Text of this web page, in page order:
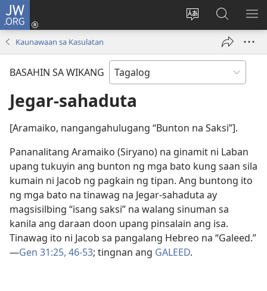
JW.ORG
Baguhin
ng
Mag-
log
bubukas
sa
JW.ORG
Kaunawaan sa Kasulatan
BASAHIN SA WIKANG
Jegar-sahaduta
[Aramaiko, nangangahulugang “Bunton na Saksi”].
Pananalitang Aramaiko (Siryano) na ginamit ni Laban
upang tukuyin ang bunton ng mga bato kung saan sila
kumain ni Jacob ng pagkain ng tipan. Ang buntong ito
ng mga bato na tinawag na Jegar-sahaduta ay
magsisilbing “isang saksi” na walang sinuman sa
kanila ang daraan doon upang pinsalain ang isa.
Tinawag ito ni Jacob sa pangalang Hebreo na “Galeed.”​
—Gen 31:25, 46-53; tingnan ang GALEED.